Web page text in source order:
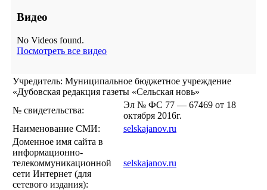
Видео
No Videos found.
Посмотреть все видео
Учредитель: Муниципальное бюджетное учреждение
«Дубовская редакция газеты «Сельская новь»
№ свидетельства:
Эл № ФС 77 — 67469 от 18
октября 2016г.
Наименование СМИ:
selskajanov.ru
Доменное имя сайта в
информационно-
телекоммуникационной
сети Интернет (для
сетевого издания):
selskajanov.ru